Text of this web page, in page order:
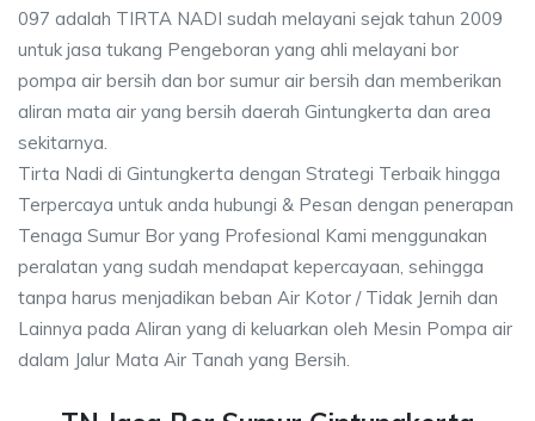
097 adalah TIRTA NADI sudah melayani sejak tahun 2009
untuk jasa tukang Pengeboran yang ahli melayani bor
pompa air bersih dan bor sumur air bersih dan memberikan
aliran mata air yang bersih daerah Gintungkerta dan area
sekitarnya.
Tirta Nadi di Gintungkerta dengan Strategi Terbaik hingga
Terpercaya untuk anda hubungi & Pesan dengan penerapan
Tenaga Sumur Bor yang Profesional Kami menggunakan
peralatan yang sudah mendapat kepercayaan, sehingga
tanpa harus menjadikan beban Air Kotor / Tidak Jernih dan
Lainnya pada Aliran yang di keluarkan oleh Mesin Pompa air
dalam Jalur Mata Air Tanah yang Bersih.